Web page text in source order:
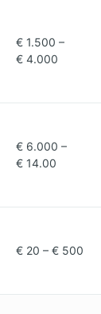
€ 1.500 –
€ 4.000
€ 6.000 –
€ 14.00
€ 20 – € 500